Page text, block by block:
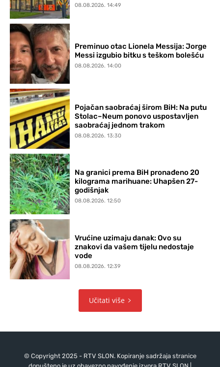
08.08.2026. 14:49
Preminuo otac Lionela Messija: Jorge
Messi izgubio bitku s teškom bolešću
08.08.2026. 14:00
Pojačan saobraćaj širom BiH: Na putu
Stolac–Neum ponovo uspostavljen
saobraćaj jednom trakom
08.08.2026. 13:30
Na granici prema BiH pronađeno 20
kilograma marihuane: Uhapšen 27-
godišnjak
08.08.2026. 12:50
Vrućine uzimaju danak: Ovo su
znakovi da vašem tijelu nedostaje
vode
08.08.2026. 12:39
Učitati više
© Copyright 2025 - RTV SLON. Kopiranje sadržaja stranice